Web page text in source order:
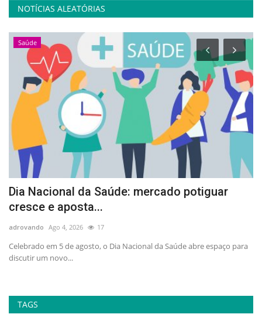
NOTÍCIAS ALEATÓRIAS
Saúde
Dia Nacional da Saúde: mercado potiguar
cresce e aposta...
adrovando Ago 4, 2026 17
Celebrado em 5 de agosto, o Dia Nacional da Saúde abre espaço para
discutir um novo...
TAGS